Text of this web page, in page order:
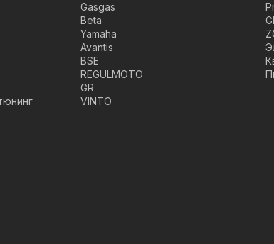
Gasgas
Beta
Yamaha
Avantis
BSE
REGULMOTO
GR
VINTO